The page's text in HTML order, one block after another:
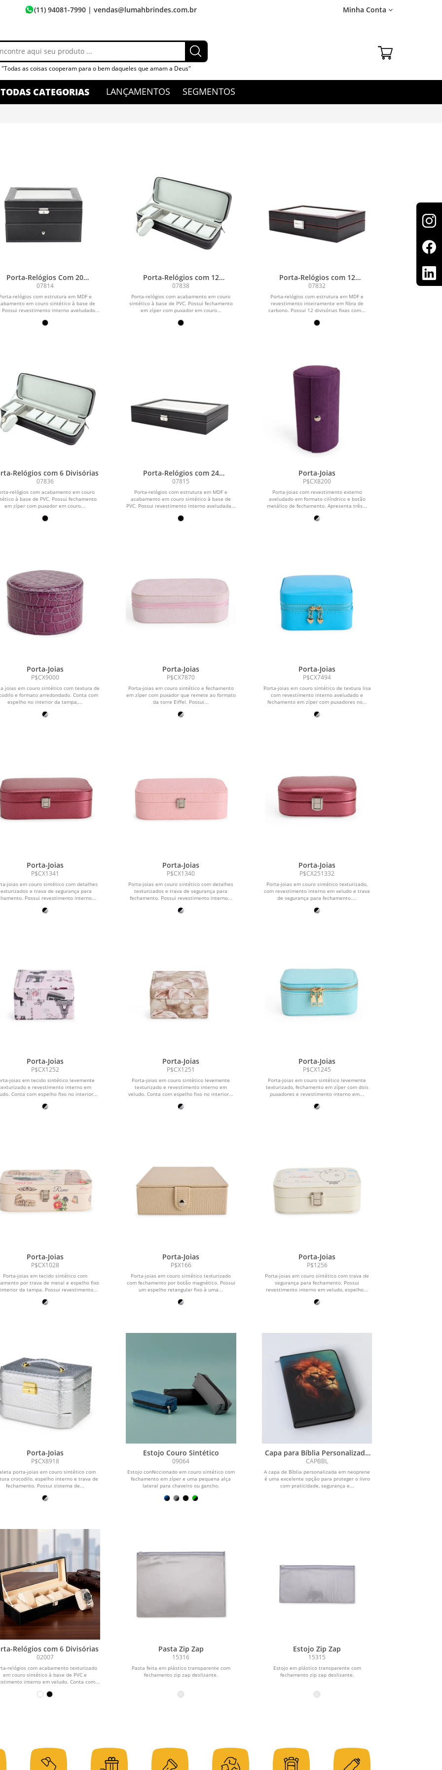
(11) 94081-7990| vendas@lumahbrindes.com.br Minha Conta
"Todas as coisas cooperam para o bem daqueles que amam a Deus"
TODAS CATEGORIAS LANÇAMENTOS SEGMENTOS
Porta-Relógios Com 20
Divisórias
07814
relógios com estrutura em MDF e
em couro sintético à base de
Possui revestimento interno aveludado...
Porta-Relógios com 12
Divisórias
07838
Porta-relógios com acabamento em couro
sintético à base de PVC. Possui fechamento
em zíper com puxador em couro...
Porta-Relógios com 12
Divisórias
07832
Porta-relógios com estrutura em MDF e
revestimento inteiramente em fibra de
carbono. Possui 12 divisórias fixas com...
Relógios com 6 Divisórias
07836
relógios com acabamento em couro
à base de PVC. Possui fechamento
em zíper com puxador em couro...
Porta-Relógios com 24
Divisórias
07815
Porta-relógios com estrutura em MDF e
acabamento em couro sintético à base de
PVC. Possui revestimento interno aveludada...
Porta-Joias
P$CX8200
Porta-joias com revestimento externo
aveludado em formato cilíndrico e botão
metálico de fechamento. Apresenta três...
Porta-Joias
P$CX9000
joias em couro sintético com textura de
e formato arredondado. Conta com
espelho no interior da tampa,...
Porta-Joias
P$CX7870
Porta-joias em couro sintético e fechamento
em zíper com puxador que remete ao formato
da torre Eiffel. Possui...
Porta-Joias
P$CX7494
Porta-joias em couro sintético de textura lisa
com revestimento interno aveludado e
fechamento em zíper com puxadores no...
Porta-Joias
P$CX1341
joias em couro sintético com detalhes
e trava de segurança para
Possui revestimento interno...
Porta-Joias
P$CX1340
Porta-joias em couro sintético com detalhes
texturizados e trava de segurança para
fechamento. Possui revestimento interno...
Porta-Joias
P$CX251332
Porta-joias em couro sintético texturizado,
com revestimento interno em veludo e trava
de segurança para fechamento....
Porta-Joias
P$CX1252
joias em tecido sintético levemente
e revestimento interno em
Conta com espelho fixo no interior...
Porta-Joias
P$CX1251
Porta-joias em couro sintético levemente
texturizado e revestimento interno em
veludo. Conta com espelho fixo no interior...
Porta-Joias
P$CX1245
Porta-joias em couro sintético levemente
texturizado, fechamento em zíper com dois
puxadores e revestimento interno em...
Porta-Joias
P$CX1028
Porta-joias em tecido sintético com
por trava de metal e espelho fixo
da tampa. Possui revestimento...
Porta-Joias
P$X166
Porta-joias em couro sintético texturizado
com fechamento por botão magnético. Possui
um espelho retangular fixo à uma...
Porta-Joias
P$1256
Porta-joias em couro sintético com trava de
segurança para fechamento. Possui
revestimento interno em veludo, espelho...
Porta-Joias
P$CX8918
porta-joias em couro sintético com
crocodilo, espelho interno e trava de
fechamento. Possui sistema de...
Estojo Couro Sintético
09064
Estojo confeccionado em couro sintético com
fechamento em zíper e uma pequena alça
lateral para chaveiro ou gancho.
Capa para Bíblia Personalizada
em Neoprene
CAPBBL
A capa de Bíblia personalizada em neoprene
é uma excelente opção para proteger o livro
com praticidade, segurança e...
Relógios com 6 Divisórias
02007
relógios com acabamento texturizado
em couro sintético à base de PVC e
interno em veludo. Conta com...
Pasta Zip Zap
15316
Pasta feita em plástico transparente com
fechamento zip zap deslizante.
Estojo Zip Zap
15315
Estojo em plástico transparente com
fechamento zip zap deslizante.